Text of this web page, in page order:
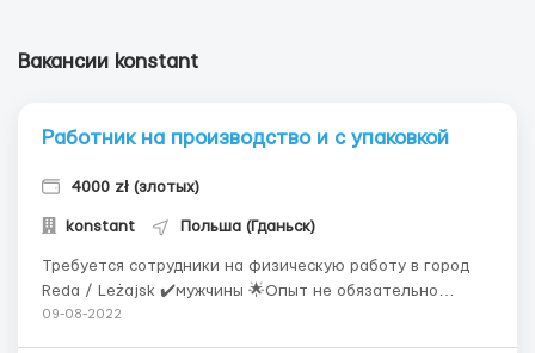
Вакансии konstant
Работник на производство и с упаковкой
4000 zł (злотых)
konstant Польша (Гданьск)
Требуется сотрудники на физическую работу в город
Reda / Leżajsk ✔️мужчины 🌟Опыт не обязательно
Работа на производстве и с упаковкой блоков на
09-08-2022